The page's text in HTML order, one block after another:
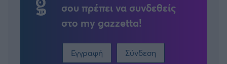
σου πρέπει να συνδεθείς
στο my gazzetta!
Εγγραφή Σύνδεση